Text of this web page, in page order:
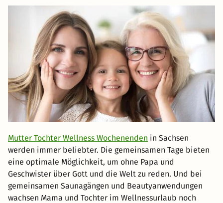
Mutter Tochter Wellness Wochenenden in Sachsen
werden immer beliebter. Die gemeinsamen Tage bieten
eine optimale Möglichkeit, um ohne Papa und
Geschwister über Gott und die Welt zu reden. Und bei
gemeinsamen Saunagängen und Beautyanwendungen
wachsen Mama und Tochter im Wellnessurlaub noch